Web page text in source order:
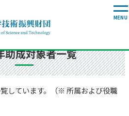
助成対象者一覧
しています。（※ 所属および役職